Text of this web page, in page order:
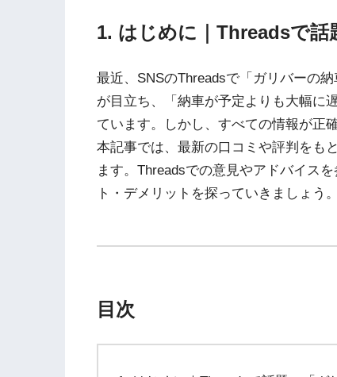
1. はじめに｜Threadsで話
最近、SNSのThreadsで「ガリバーの
が目立ち、「納車が予定よりも大幅に
ています。しかし、すべての情報が正
本記事では、最新の口コミや評判をも
ます。Threadsでの意見やアドバイス
ト・デメリットを探っていきましょう。
目次